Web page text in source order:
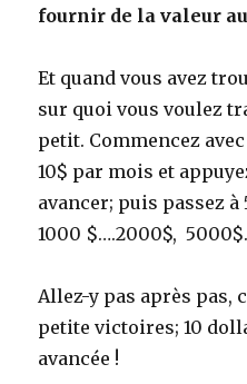
fournir de la valeur
Et quand vous avez
sur quoi vous voulez
petit. Commencez
10$ par mois et
avancer; puis passez
1000 $….2000$,
Allez-y pas après pas,
petite victoires; 10
avancée !